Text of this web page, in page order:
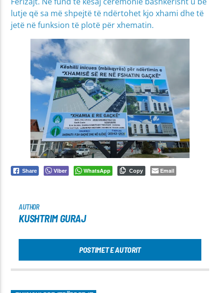
lutje që sa më shpejtë të ndërtohet kjo xhami dhe të
jetë në funksion të plotë për xhematin.
Share Viber WhatsApp Copy Email
AUTHOR
KUSHTRIM GURAJ
POSTIMET E AUTORIT